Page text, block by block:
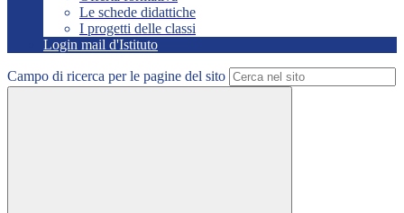
Le schede didattiche
I progetti delle classi
Login mail d'Istituto
Campo di ricerca per le pagine del sito